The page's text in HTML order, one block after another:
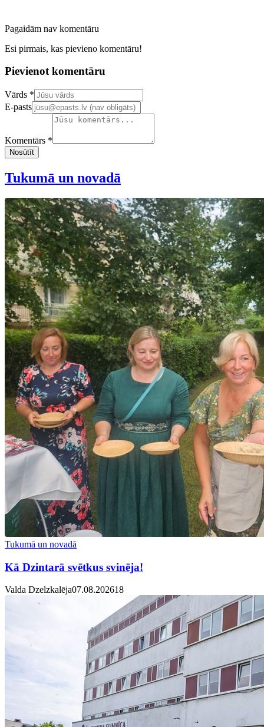
Pagaidām nav komentāru
Esi pirmais, kas pievieno komentāru!
Pievienot komentāru
Confirm your email address
Vārds *
E-pasts
Komentārs *
Nosūtīt
Tukumā un novadā
Tukumā un novadā
Kā Dzintarā svētkus svinēja!
Valda Dzelzkalēja07.08.202618